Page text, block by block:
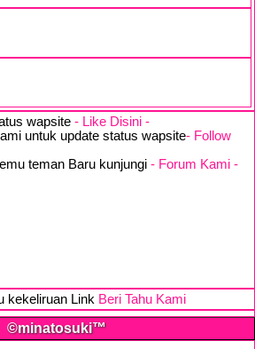
wapsite - Like Disini -
untuk update status wapsite- Follow
teman Baru kunjungi - Forum Kami -
kekeliruan Link Beri Tahu Kami
©minatosuki™